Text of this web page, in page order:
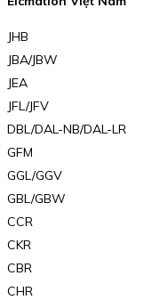
JHB
JBA/JBW
JEA
JFL/JFV
DBL/DAL-NB/DAL-LR
GFM
GGL/GGV
GBL/GBW
CCR
CKR
CBR
CHR